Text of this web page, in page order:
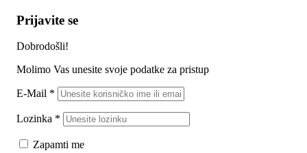
Prijavite se
Dobrodošli!
Molimo Vas unesite svoje podatke za pristup
E-Mail *
Lozinka *
Zapamti me